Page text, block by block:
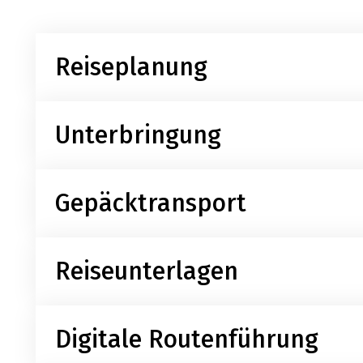
Reiseplanung
Das Produktmanagement plant die Reisen und
Unterbringung
Die Partnerhotels werden sorgfältig ausgewählt.
Gepäcktransport
Das Gepäck wird zwischen den Etappenzielen
Reiseunterlagen
Detaillierte digitale Reiseunterlagen mit Vorab-
gedruckte Reiseunterlagen im Starthotel zur
Digitale Routenführung